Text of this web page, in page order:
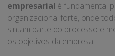
empresarial é fundamental
organizacional forte, onde
sintam parte do processo e
os objetivos da empresa.